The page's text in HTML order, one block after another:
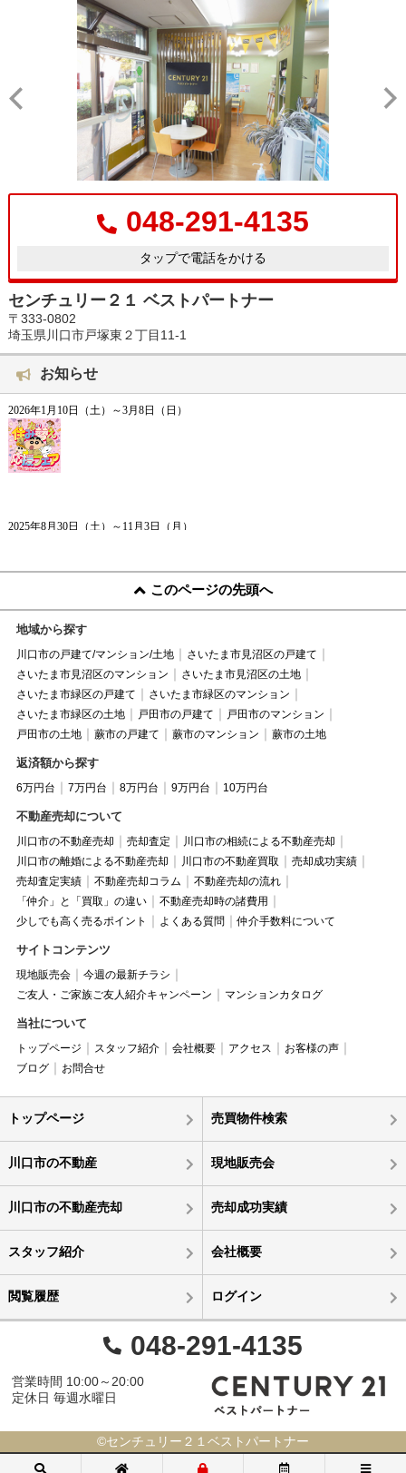
048-291-4135
タップで電話をかける
センチュリー２１ ベストパートナー
〒333-0802
埼玉県川口市戸塚東２丁目11-1
お知らせ
このページの先頭へ
地域から探す
川口市の戸建て/マンション/土地
さいたま市見沼区の戸建て
さいたま市見沼区のマンション
さいたま市見沼区の土地
さいたま市緑区の戸建て
さいたま市緑区のマンション
さいたま市緑区の土地
戸田市の戸建て
戸田市のマンション
戸田市の土地
蕨市の戸建て 蕨市のマンション 蕨市の土地
返済額から探す
6万円台 7万円台 8万円台 9万円台 10万円台
不動産売却について
川口市の不動産売却 売却査定
川口市の相続による不動産売却
川口市の離婚による不動産売却
川口市の不動産買取
売却成功実績
売却査定実績
不動産売却コラム
不動産売却の流れ
「仲介」と「買取」の違い
不動産売却時の諸費用
少しでも高く売るポイント
よくある質問 仲介手数料について
サイトコンテンツ
現地販売会
今週の最新チラシ
ご友人・ご家族ご友人紹介キャンペーン
マンションカタログ
当社について
トップページ スタッフ紹介 会社概要 アクセス
お客様の声
ブログ
お問合せ
トップページ 売買物件検索
川口市の不動産 現地販売会
川口市の不動産売却 売却成功実績
スタッフ紹介 会社概要
閲覧履歴 ログイン
048-291-4135
営業時間 10:00～20:00
定休日 毎週水曜日
©センチュリー２１ベストパートナー